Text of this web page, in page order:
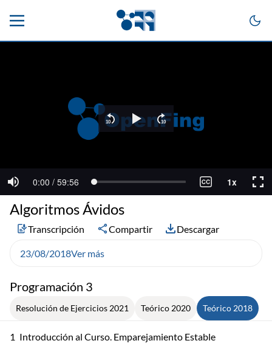
Programación 3
Resolución de Ejercicios 2021 Teórico 2020 Teórico 2018
1 Introducción al Curso. Emparejamiento Estable
Algoritmos Ávidos
Transcripción Compartir Descargar
23/08/2018Ver más